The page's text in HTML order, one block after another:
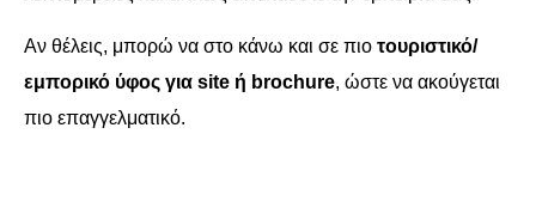
Αν θέλεις, μπορώ να στο κάνω και σε πιο τουριστικό/
εμπορικό ύφος για site ή brochure, ώστε να ακούγεται
πιο επαγγελματικό.